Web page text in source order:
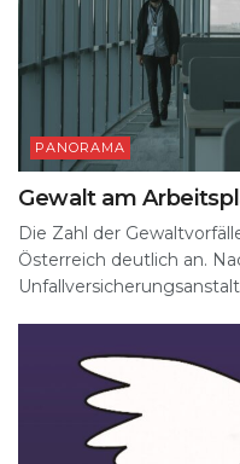
PANORAMA
Gewalt am
Die Zahl der
Österreich deutlich an.